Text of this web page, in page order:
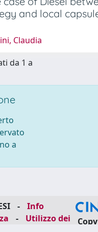
and local
Claudia
da 1 a
a
-
Info
-
Utilizzo dei